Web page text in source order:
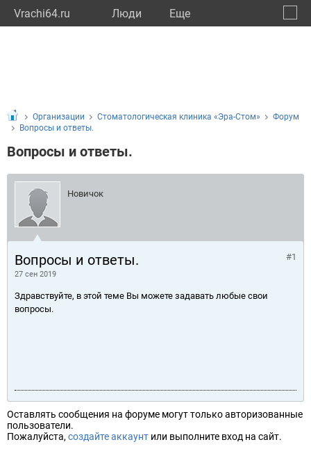
Vrachi64.ru Люди Eще
Организации Стоматологическая клиника «Эра-Стом»
Форум
Вопросы и ответы.
Вопросы и ответы.
Новичок
Вопросы и ответы.
27 сен 2019
#1
Здравствуйте, в этой теме Вы можете задавать любые свои
вопросы.
Оставлять сообщения на форуме могут только авторизованные
пользователи.
Пожалуйста, создайте аккаунт или выполните вход на сайт.